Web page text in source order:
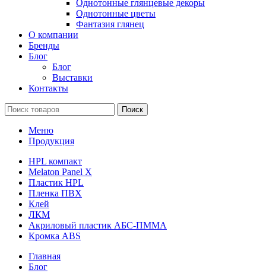
Однотонные глянцевые декоры
Однотонные цветы
Фантазия глянец
О компании
Бренды
Блог
Блог
Выставки
Контакты
Поиск
Меню
Продукция
HPL компакт
Melaton Panel X
Пластик HPL
Пленка ПВХ
Клей
ЛКМ
Акриловый пластик АБС-ПММА
Кромка ABS
Главная
Блог